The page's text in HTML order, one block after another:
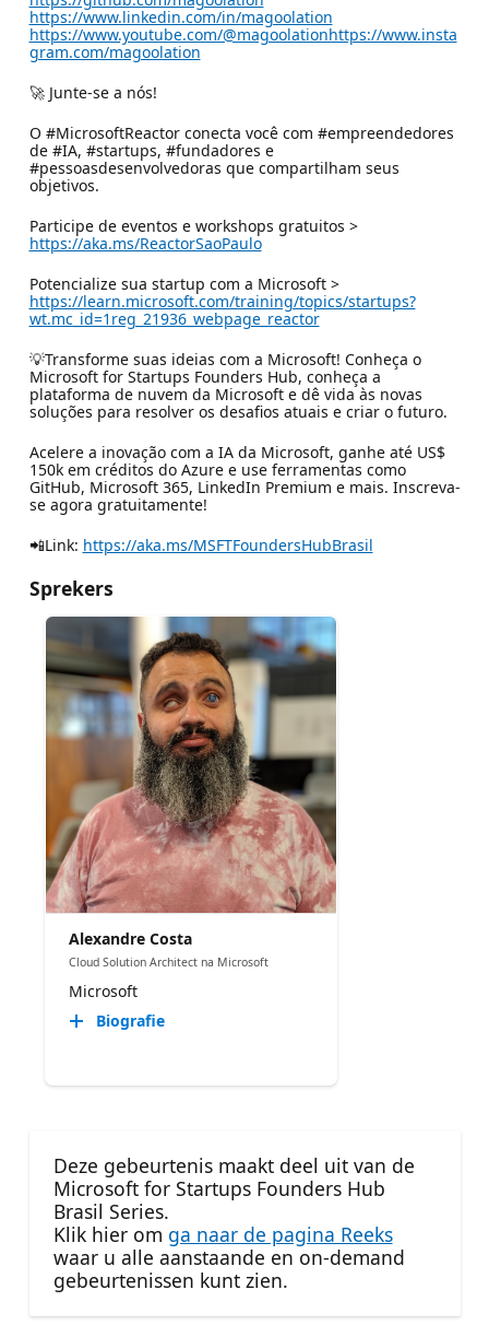
https://www.linkedin.com/in/magoolation
https://www.youtube.com/@magoolationhttps://www.insta
gram.com/magoolation
🚀 Junte-se a nós!
O #MicrosoftReactor conecta você com #empreendedores
de #IA, #startups, #fundadores e
#pessoasdesenvolvedoras que compartilham seus
objetivos.
Participe de eventos e workshops gratuitos >
https://aka.ms/ReactorSaoPaulo
Potencialize sua startup com a Microsoft >
https://learn.microsoft.com/training/topics/startups?
wt.mc_id=1reg_21936_webpage_reactor
💡Transforme suas ideias com a Microsoft! Conheça o
Microsoft for Startups Founders Hub, conheça a
plataforma de nuvem da Microsoft e dê vida às novas
soluções para resolver os desafios atuais e criar o futuro.
Acelere a inovação com a IA da Microsoft, ganhe até US$
150k em créditos do Azure e use ferramentas como
GitHub, Microsoft 365, LinkedIn Premium e mais. Inscreva-
se agora gratuitamente!
📲Link: https://aka.ms/MSFTFoundersHubBrasil
Sprekers
Alexandre Costa
Cloud Solution Architect na Microsoft
Microsoft
Biografie
Deze gebeurtenis maakt deel uit van de
Microsoft for Startups Founders Hub
Brasil Series.
Klik hier om ga naar de pagina Reeks
waar u alle aanstaande en on-demand
gebeurtenissen kunt zien.